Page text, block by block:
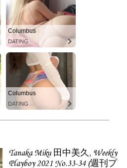
Columbus
DATING
Columbus
DATING
Tanaka Miku 田中美久, Weekly
Playboy 2021 No.33-34 (週刊プ